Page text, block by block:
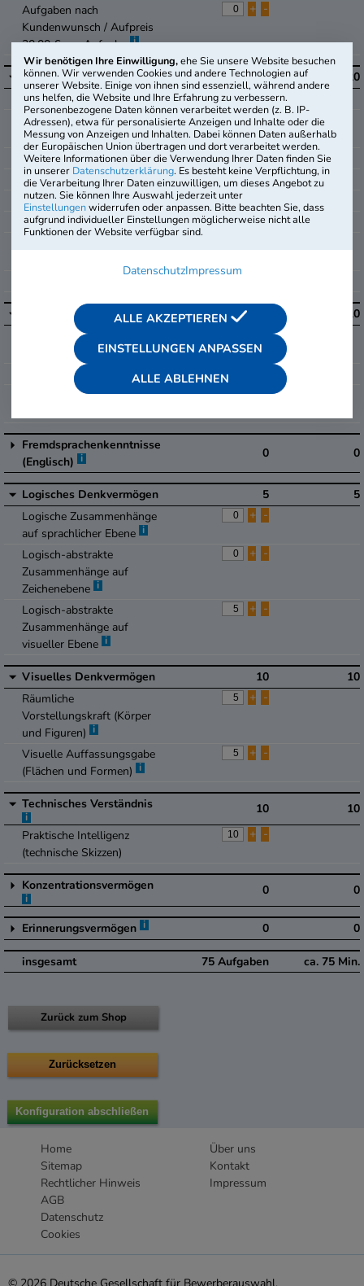
Wir benötigen Ihre Einwilligung,ehe Sie unsere Website besuchen
können. Wir verwenden Cookies und andere Technologien auf
unserer Website. Einige von ihnen sind essenziell, während andere
uns helfen, die Website und Ihre Erfahrung zu verbessern.
Personenbezogene Daten können verarbeitet werden (z. B. IP-
Adressen), etwa für personalisierte Anzeigen und Inhalte oder die
Messung von Anzeigen und Inhalten. Dabei können Daten außerhalb
der Europäischen Union übertragen und dort verarbeitet werden.
Weitere Informationen über die Verwendung Ihrer Daten finden Sie
in unserer Datenschutzerklärung. Es besteht keine Verpflichtung, in
die Verarbeitung Ihrer Daten einzuwilligen, um dieses Angebot zu
nutzen. Sie können Ihre Auswahl jederzeit unter
Einstellungenwiderrufen oder anpassen. Bitte beachten Sie, dass
aufgrund individueller Einstellungen möglicherweise nicht alle
Funktionen der Website verfügbar sind.
DatenschutzImpressum
ALLE AKZEPTIEREN
EINSTELLUNGEN ANPASSEN
ALLE ABLEHNEN
Aufgaben nach
Kundenwunsch / Aufpreis
20,00 € pro Aufgabe i
+ -
Mathematik i 20
20
Grundrechenarten
+ -
Umrechnung von Maßen u.
Einheiten
+ -
Prozentrechnung +
-
Zinsrechnung
+ -
Gemischte Textaufgaben
Textaufgaben mit Dreisatz
+ -
Sprachbeherrschung i
10
Rechtschreibung und
Grammatik
Zeichensetzung
Wortschatz und
+ -
Fremdsprachenkenntnisse
(Englisch) i 0 0
Logisches Denkvermögen 5
5
Logische Zusammenhänge
auf sprachlicher Ebene i
+ -
Logisch-abstrakte
Zusammenhänge auf
Zeichenebene i
+ -
Logisch-abstrakte
Zusammenhänge auf
visueller Ebene i
+ -
Visuelles Denkvermögen 10
10
Räumliche
Vorstellungskraft (Körper
und Figuren) i
+ -
Visuelle Auffassungsgabe
(Flächen und Formen) i
+ -
Technisches Verständnis
i
10
10
Praktische Intelligenz
(technische Skizzen)
+ -
Konzentrationsvermögen
i
0 0
Erinnerungsvermögen i 0 0
insgesamt 75 Aufgaben ca. 75 Min.
Zurück zum Shop
Home
Sitemap
Rechtlicher Hinweis
AGB
Datenschutz
Cookies
Über uns
Kontakt
Impressum
© 2026 Deutsche Gesellschaft für Bewerberauswahl.